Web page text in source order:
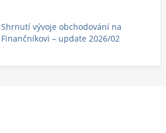
Shrnutí vývoje obchodování na
Finančníkovi – update 2026/02